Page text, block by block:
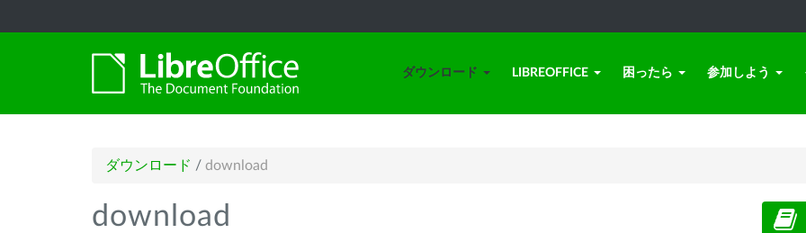
ダウンロード LIBREOFFICE 困ったら 参加しよう
ダウンロード / download
download